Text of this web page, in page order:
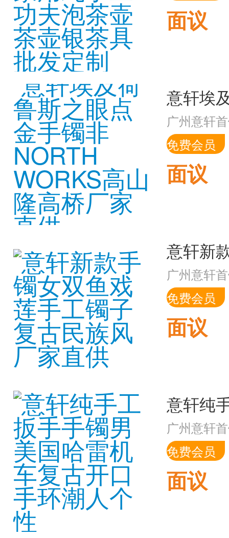
面议
广州意轩
免费会员
面议
广州意轩
免费会员
面议
广州意轩
免费会员
面议